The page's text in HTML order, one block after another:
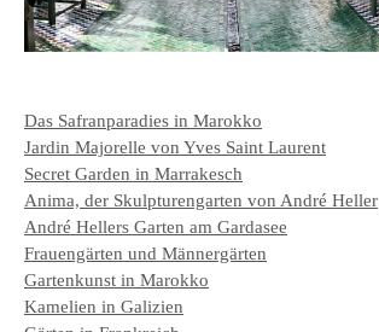
Das Safranparadies in Marokko
Jardin Majorelle von Yves Saint Laurent
Secret Garden in Marrakesch
Anima, der Skulpturengarten von André Heller
André Hellers Garten am Gardasee
Frauengärten und Männergärten
Gartenkunst in Marokko
Kamelien in Galizien